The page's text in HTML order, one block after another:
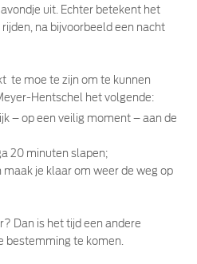
uit. Echter betekent het
na bijvoorbeeld een nacht
te moe te zijn om te kunnen
Hentschel het volgende:
– op een veilig moment – aan de
20 minuten slapen;
je klaar om weer de weg op
Dan is het tijd een andere
bestemming te komen.